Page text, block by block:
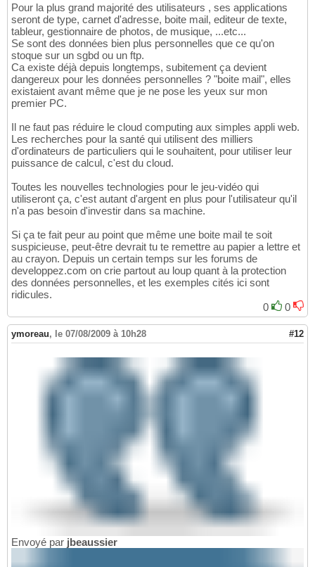
Pour la plus grand majorité des utilisateurs , ses applications
seront de type, carnet d'adresse, boite mail, editeur de texte,
tableur, gestionnaire de photos, de musique, ...etc...
Se sont des données bien plus personnelles que ce qu'on
stoque sur un sgbd ou un ftp.
Ca existe déjà depuis longtemps, subitement ça devient
dangereux pour les données personnelles ? "boite mail", elles
existaient avant même que je ne pose les yeux sur mon
premier PC.
Il ne faut pas réduire le cloud computing aux simples appli web.
Les recherches pour la santé qui utilisent des milliers
d'ordinateurs de particuliers qui le souhaitent, pour utiliser leur
puissance de calcul, c'est du cloud.
Toutes les nouvelles technologies pour le jeu-vidéo qui
utiliseront ça, c'est autant d'argent en plus pour l'utilisateur qu'il
n'a pas besoin d'investir dans sa machine.
Si ça te fait peur au point que même une boite mail te soit
suspicieuse, peut-être devrait tu te remettre au papier a lettre et
au crayon. Depuis un certain temps sur les forums de
developpez.com on crie partout au loup quant à la protection
des données personnelles, et les exemples cités ici sont
ridicules.
0
0
ymoreau, le 07/08/2009 à 10h28 #12
Envoyé par jbeaussier